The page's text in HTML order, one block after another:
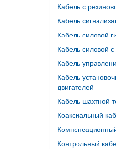
Кабель с
Кабель
Кабель силовой
Кабель силовой
Кабель
Кабель
двигателей
Кабель шахтной
Коаксиальный
Контрольный